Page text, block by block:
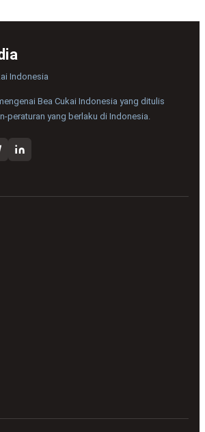
Indonesia
Bea Cukai Indonesia yang ditulis
peraturan yang berlaku di Indonesia.